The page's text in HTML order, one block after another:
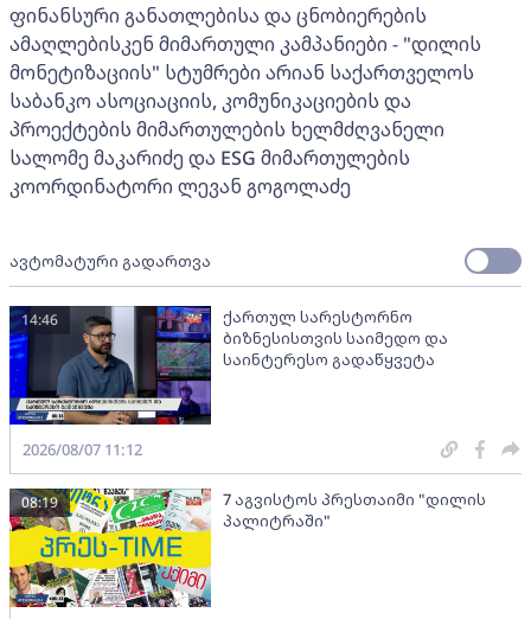
ფინანსური განათლებისა და ცნობიერების
ამაღლებისკენ მიმართული კამპანიები - "დილის
მონეტიზაციის" სტუმრები არიან საქართველოს
საბანკო ასოციაციის, კომუნიკაციების და
პროექტების მიმართულების ხელმძღვანელი
სალომე მაკარიძე და ESG მიმართულების
კოორდინატორი ლევან გოგოლაძე
ავტომატური გადართვა
ქართულ სარესტორნო
ბიზნესისთვის საიმედო და
საინტერესო გადაწყვეტა
14:46
2026/08/07 11:12
7 აგვისტოს პრესთაიმი "დილის
პალიტრაში"
08:19